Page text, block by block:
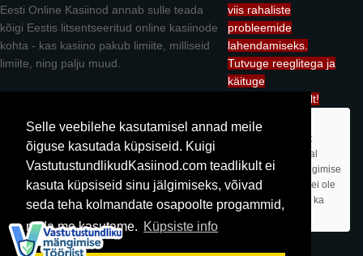
Selle veebilehe kasutamisel annad meile
õiguse kasutada küpsiseid. Kuigi
VastutustundlikudKasiinod.com teadlikult ei
kasuta küpsiseid sinu jälgimiseks, võivad
seda teha kolmandate osapoolte progammid,
mida me kasutame. Küpsiste info
Eesti Online Kasiinod annab sulle teada
kõigi Eestis litsentseeritud online kasiinode
kohta - kas kasiino pakub limiite, milliseid
limiite, ning palju muud.
viis rahaliste
probleemide
lahendamiseks.
Tutvuge reeglitega ja
käituge
vastutustundlikult!
Vastutustundlikudkasiinod.com omanik on OÜ Mediacurse. Kuigi me
tutvustame Teile Eesti kasiinode võimalusi, siis oleme me kasiinodest
sõltumatu ettevõte. Me anname endast parima, et kogu info käesoleval
saidil oleks korrektne, aga kasiinod võivad oma vastutustundliku mängimise
seadeid, ja ka boonuseid, igal hetkel muuta, ning käesolev veebileht ei ole
vastutav vale info eest. Iga kasiino puhul soovitame kindlasti ära teha ka
Kõik õigused kaitstud © vastutustundlikudkasiinod.com 2026